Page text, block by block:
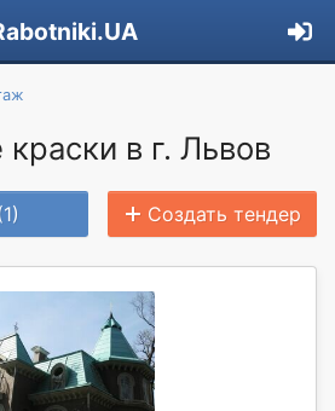
в г. Львов
Создать тендер